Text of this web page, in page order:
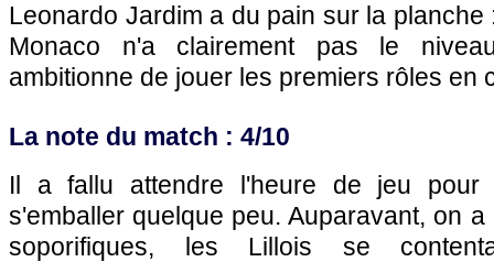
Leonardo Jardim a du pain sur la planche
Monaco n'a clairement pas le
ambitionne de jouer les premiers rôles en
La note du match : 4/10
Il a fallu attendre l'heure de jeu pour
s'emballer quelque peu. Auparavant, on
soporifiques, les Lillois se